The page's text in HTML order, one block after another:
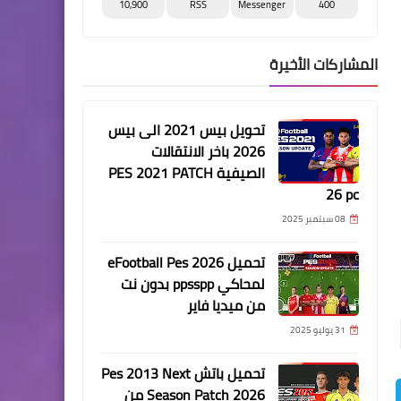
400
Messenger
RSS
10,900
المشاركات الأخيرة
تحويل بيس 2021 الى بيس
2026 باخر الانتقالات
الصيفية PES 2021 PATCH
26 pc
08 سبتمبر 2025
تحميل eFootball Pes 2026
لمحاكي ppsspp بدون نت
من ميديا فاير
31 يوليو 2025
تحميل باتش Pes 2013 Next
Season Patch 2026 من